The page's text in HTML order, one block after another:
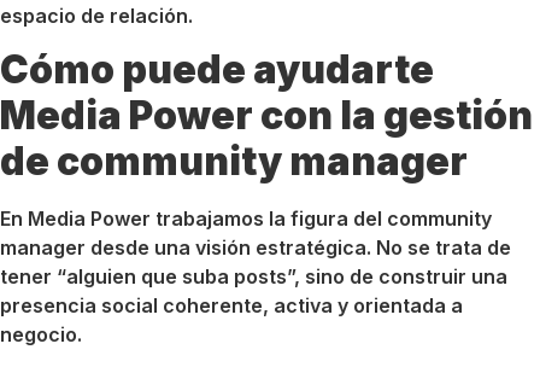
espacio de relación.
Cómo puede ayudarte
Media Power con la gestión
de community manager
En Media Power trabajamos la figura del community
manager desde una visión estratégica. No se trata de
tener “alguien que suba posts”, sino de construir una
presencia social coherente, activa y orientada a
negocio.